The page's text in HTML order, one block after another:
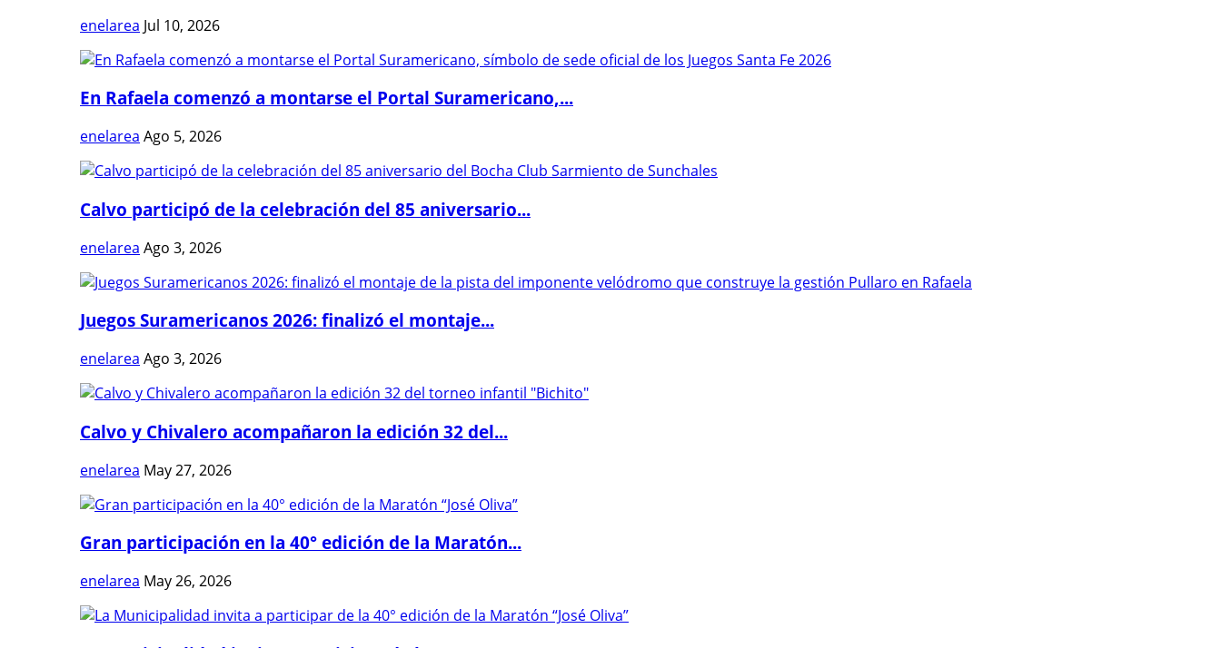
enelarea Jul 10, 2026
En Rafaela comenzó a montarse el Portal Suramericano,...
enelarea Ago 5, 2026
Calvo participó de la celebración del 85 aniversario...
enelarea Ago 3, 2026
Juegos Suramericanos 2026: finalizó el montaje...
enelarea Ago 3, 2026
Calvo y Chivalero acompañaron la edición 32 del...
enelarea May 27, 2026
Gran participación en la 40° edición de la Maratón...
enelarea May 26, 2026